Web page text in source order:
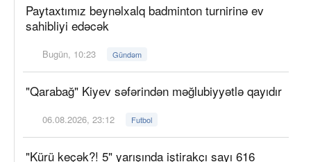
Paytaxtımız beynəlxalq badminton turnirinə ev
sahibliyi edəcək
Bugün, 10:23 Gündəm
"Qarabağ" Kiyev səfərindən məğlubiyyətlə qayıdır
06.08.2026, 23:12 Futbol
"Kürü keçək?! 5" yarışında iştirakçı sayı 616